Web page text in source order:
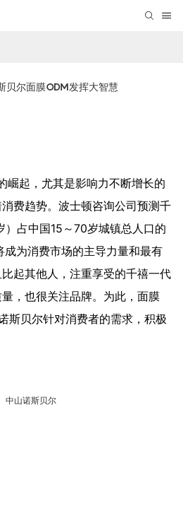
贝尔面膜ODM发挥大智慧
崛起，尤其是影响力不断增长的
费趋势。波士顿咨询公司预测千
占中国15～70岁城镇总人口的
为消费市场的主导力量和最有
起其他人，注重享受的千禧一代
，也很关注品牌。为此，面膜
斯贝尔针对消费者的需求，积极